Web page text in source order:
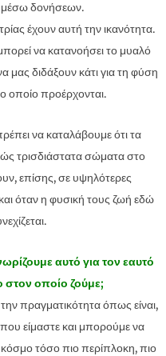
μέσω δονήσεων.
έχουν αυτή την ικανότητα.
να κατανοήσει το μυαλό
μας διδάξουν κάτι για τη φύση
οποίο προέρχονται.
να καταλάβουμε ότι τα
τρισδιάστατα σώματα στο
επίσης, σε υψηλότερες
όταν η φυσική τους ζωή εδώ
αυτό για τον εαυτό
στον οποίο ζούμε;
πραγματικότητα όπως είναι,
είμαστε και μπορούμε να
τόσο πιο περίπλοκη, πιο